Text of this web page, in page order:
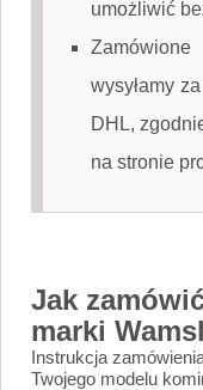
umożliwić
wysyłamy
DHL,
na stronie
Jak
marki
Instrukcja
Twojego modelu